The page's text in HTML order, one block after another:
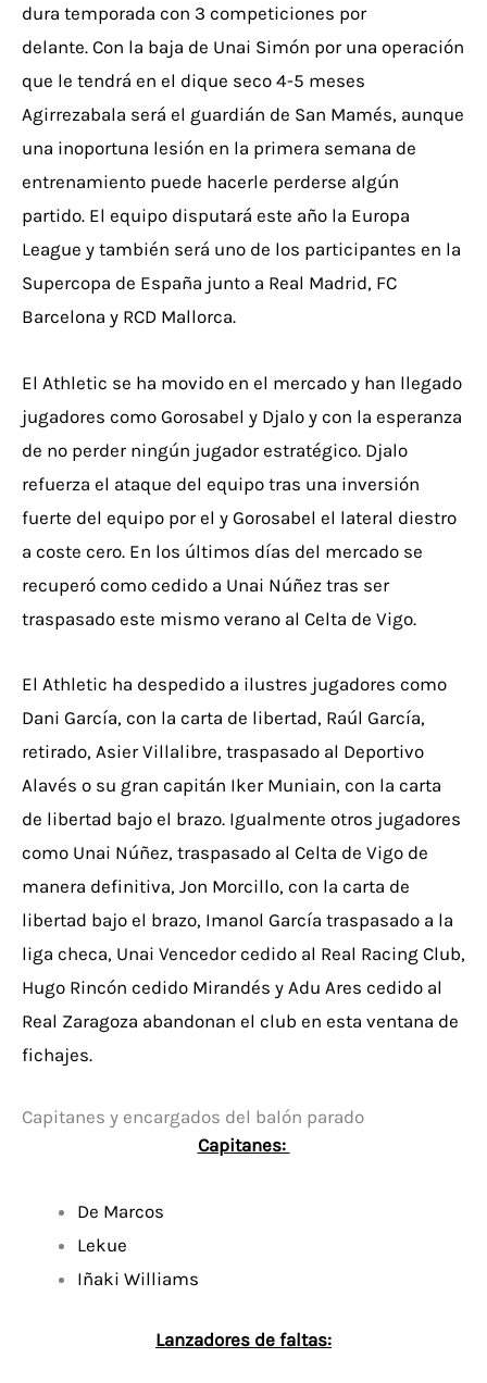
dura temporada con 3 competiciones por
delante. Con la baja de Unai Simón por una operación
que le tendrá en el dique seco 4-5 meses
Agirrezabala será el guardián de San Mamés, aunque
una inoportuna lesión en la primera semana de
entrenamiento puede hacerle perderse algún
partido. El equipo disputará este año la Europa
League y también será uno de los participantes en la
Supercopa de España junto a Real Madrid, FC
Barcelona y RCD Mallorca.
El Athletic se ha movido en el mercado y han llegado
jugadores como Gorosabel y Djalo y con la esperanza
de no perder ningún jugador estratégico. Djalo
refuerza el ataque del equipo tras una inversión
fuerte del equipo por el y Gorosabel el lateral diestro
a coste cero. En los últimos días del mercado se
recuperó como cedido a Unai Núñez tras ser
traspasado este mismo verano al Celta de Vigo.
El Athletic ha despedido a ilustres jugadores como
Dani García, con la carta de libertad, Raúl García,
retirado, Asier Villalibre, traspasado al Deportivo
Alavés o su gran capitán Iker Muniain, con la carta
de libertad bajo el brazo. Igualmente otros jugadores
como Unai Núñez, traspasado al Celta de Vigo de
manera definitiva, Jon Morcillo, con la carta de
libertad bajo el brazo, Imanol García traspasado a la
liga checa, Unai Vencedor cedido al Real Racing Club,
Hugo Rincón cedido Mirandés y Adu Ares cedido al
Real Zaragoza abandonan el club en esta ventana de
fichajes.
Capitanes y encargados del balón parado
Capitanes:
De Marcos
Lekue
Iñaki Williams
Lanzadores de faltas: